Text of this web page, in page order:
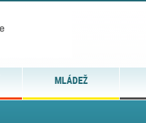
MLÁDEŽ